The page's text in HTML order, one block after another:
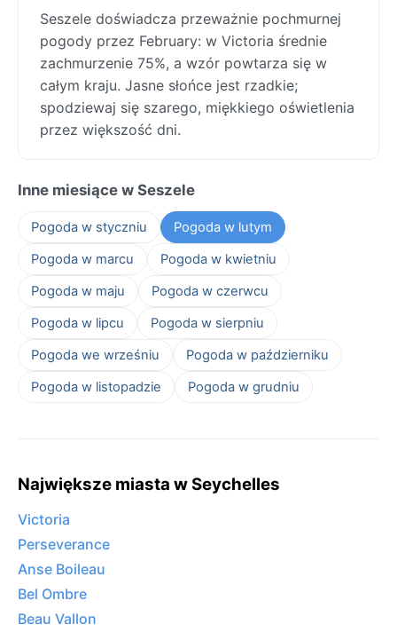
Seszele doświadcza przeważnie pochmurnej
pogody przez February: w Victoria średnie
zachmurzenie 75%, a wzór powtarza się w
całym kraju. Jasne słońce jest rzadkie;
spodziewaj się szarego, miękkiego oświetlenia
przez większość dni.
Inne miesiące w Seszele
Pogoda w styczniu
Pogoda w lutym
Pogoda w marcu
Pogoda w kwietniu
Pogoda w maju
Pogoda w czerwcu
Pogoda w lipcu
Pogoda w sierpniu
Pogoda we wrześniu
Pogoda w październiku
Pogoda w listopadzie
Pogoda w grudniu
Największe miasta w Seychelles
Victoria
Perseverance
Anse Boileau
Bel Ombre
Beau Vallon